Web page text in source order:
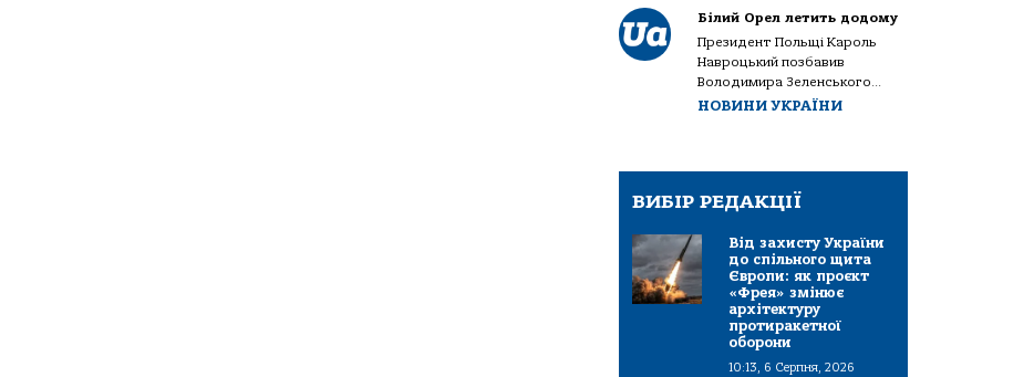
Білий Орел летить додому
Президент Польщі Кароль
Навроцький позбавив
Володимира Зеленського...
НОВИНИ УКРАЇНИ
ВИБІР РЕДАКЦІЇ
Від захисту України
до спільного щита
Європи: як проєкт
«Фрея» змінює
архітектуру
протиракетної
оборони
10:13, 6 Серпня, 2026